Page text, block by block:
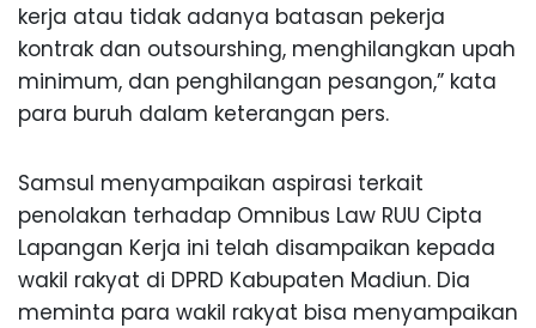
kerja atau tidak adanya batasan pekerja
kontrak dan outsourshing, menghilangkan upah
minimum, dan penghilangan pesangon,” kata
para buruh dalam keterangan pers.
Samsul menyampaikan aspirasi terkait
penolakan terhadap Omnibus Law RUU Cipta
Lapangan Kerja ini telah disampaikan kepada
wakil rakyat di DPRD Kabupaten Madiun. Dia
meminta para wakil rakyat bisa menyampaikan